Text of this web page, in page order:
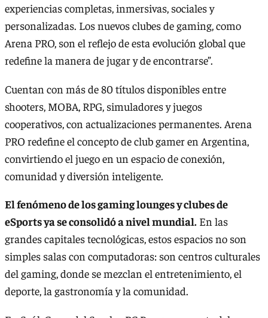
experiencias completas, inmersivas, sociales y
personalizadas. Los nuevos clubes de gaming, como
Arena PRO, son el reflejo de esta evolución global que
redefine la manera de jugar y de encontrarse”.
Cuentan con más de 80 títulos disponibles entre
shooters, MOBA, RPG, simuladores y juegos
cooperativos, con actualizaciones permanentes. Arena
PRO redefine el concepto de club gamer en Argentina,
convirtiendo el juego en un espacio de conexión,
comunidad y diversión inteligente.
El fenómeno de los gaming lounges y clubes de
eSports ya se consolidó a nivel mundial. En las
grandes capitales tecnológicas, estos espacios no son
simples salas con computadoras: son centros culturales
del gaming, donde se mezclan el entretenimiento, el
deporte, la gastronomía y la comunidad.